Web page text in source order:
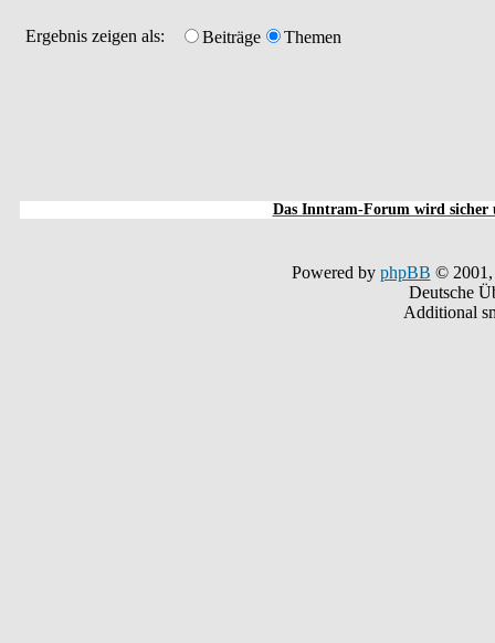
Ergebnis zeigen als: Beiträge Themen
Das Inntram-Forum wird sicher
Powered by phpBB © 2001,
Deutsche
Additional